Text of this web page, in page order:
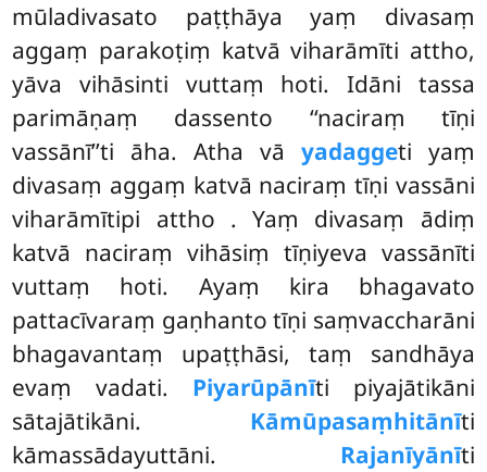
mūladivasato paṭṭhāya yaṃ divasaṃ
aggaṃ parakoṭiṃ katvā viharāmīti attho,
yāva vihāsinti vuttaṃ hoti. Idāni tassa
parimāṇaṃ dassento ‘‘naciraṃ tīṇi
vassānī’’ti āha. Atha vā yadaggeti yaṃ
divasaṃ aggaṃ katvā naciraṃ tīṇi vassāni
viharāmītipi attho . Yaṃ divasaṃ ādiṃ
katvā naciraṃ vihāsiṃ tīṇiyeva vassānīti
vuttaṃ hoti. Ayaṃ kira bhagavato
pattacīvaraṃ gaṇhanto tīṇi saṃvaccharāni
bhagavantaṃ upaṭṭhāsi, taṃ sandhāya
evaṃ vadati. Piyarūpānīti piyajātikāni
sātajātikāni. Kāmūpasaṃhitānīti
kāmassādayuttāni. Rajanīyānīti